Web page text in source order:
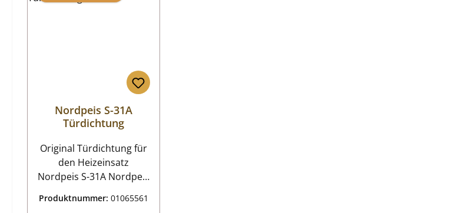
Nordpeis S-31A
Türdichtung
Original Türdichtung für
den Heizeinsatz
Nordpeis S-31A Nordpeis
Eckdaten: Türband,
Produktnummer:01065561